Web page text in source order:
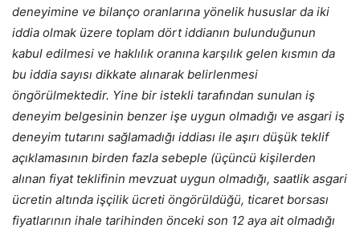
deneyimine ve bilanço oranlarına yönelik hususlar da iki
iddia olmak üzere toplam dört iddianın bulunduğunun
kabul edilmesi ve haklılık oranına karşılık gelen kısmın da
bu iddia sayısı dikkate alınarak belirlenmesi
öngörülmektedir. Yine bir istekli tarafından sunulan iş
deneyim belgesinin benzer işe uygun olmadığı ve asgari iş
deneyim tutarını sağlamadığı iddiası ile aşırı düşük teklif
açıklamasının birden fazla sebeple (üçüncü kişilerden
alınan fiyat teklifinin mevzuat uygun olmadığı, saatlik asgari
ücretin altında işçilik ücreti öngörüldüğü, ticaret borsası
fiyatlarının ihale tarihinden önceki son 12 aya ait olmadığı